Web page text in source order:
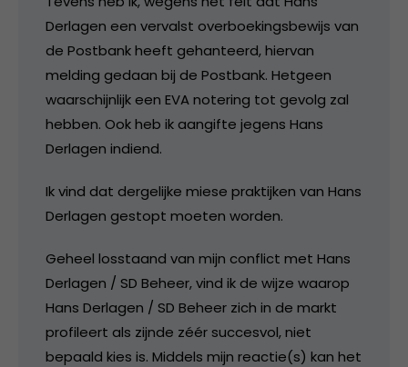
Derlagen een vervalst overboekingsbewijs van
de Postbank heeft gehanteerd, hiervan
melding gedaan bij de Postbank. Hetgeen
waarschijnlijk een EVA notering tot gevolg zal
hebben. Ook heb ik aangifte jegens Hans
Derlagen indiend.
Ik vind dat dergelijke miese praktijken van Hans
Derlagen gestopt moeten worden.
Geheel losstaand van mijn conflict met Hans
Derlagen / SD Beheer, vind ik de wijze waarop
Hans Derlagen / SD Beheer zich in de markt
profileert als zijnde zéér succesvol, niet
bepaald kies is. Middels mijn reactie(s) kan het